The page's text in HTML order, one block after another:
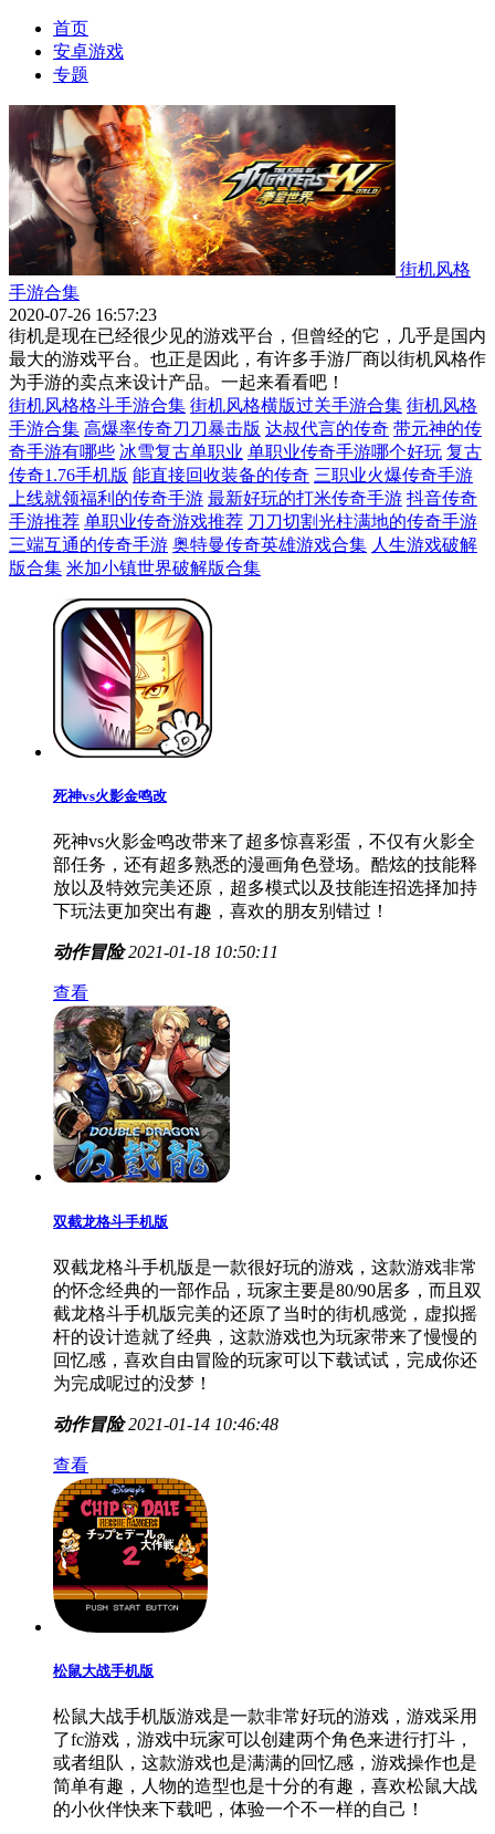
首页
安卓游戏
专题
街机风格
手游合集
2020-07-26 16:57:23
街机是现在已经很少见的游戏平台，但曾经的它，几乎是国内
最大的游戏平台。也正是因此，有许多手游厂商以街机风格作
为手游的卖点来设计产品。一起来看看吧！
街机风格格斗手游合集 街机风格横版过关手游合集 街机风格
手游合集 高爆率传奇刀刀暴击版 达叔代言的传奇 带元神的传
奇手游有哪些 冰雪复古单职业 单职业传奇手游哪个好玩 复古
传奇1.76手机版 能直接回收装备的传奇 三职业火爆传奇手游
上线就领福利的传奇手游 最新好玩的打米传奇手游 抖音传奇
手游推荐 单职业传奇游戏推荐 刀刀切割光柱满地的传奇手游
三端互通的传奇手游 奥特曼传奇英雄游戏合集 人生游戏破解
版合集 米加小镇世界破解版合集
死神vs火影金鸣改
死神vs火影金鸣改带来了超多惊喜彩蛋，不仅有火影全
部任务，还有超多熟悉的漫画角色登场。酷炫的技能释
放以及特效完美还原，超多模式以及技能连招选择加持
下玩法更加突出有趣，喜欢的朋友别错过！
动作冒险 2021-01-18 10:50:11
查看
双截龙格斗手机版
双截龙格斗手机版是一款很好玩的游戏，这款游戏非常
的怀念经典的一部作品，玩家主要是80/90居多，而且双
截龙格斗手机版完美的还原了当时的街机感觉，虚拟摇
杆的设计造就了经典，这款游戏也为玩家带来了慢慢的
回忆感，喜欢自由冒险的玩家可以下载试试，完成你还
为完成呢过的没梦！
动作冒险 2021-01-14 10:46:48
查看
松鼠大战手机版
松鼠大战手机版游戏是一款非常好玩的游戏，游戏采用
了fc游戏，游戏中玩家可以创建两个角色来进行打斗，
或者组队，这款游戏也是满满的回忆感，游戏操作也是
简单有趣，人物的造型也是十分的有趣，喜欢松鼠大战
的小伙伴快来下载吧，体验一个不一样的自己！